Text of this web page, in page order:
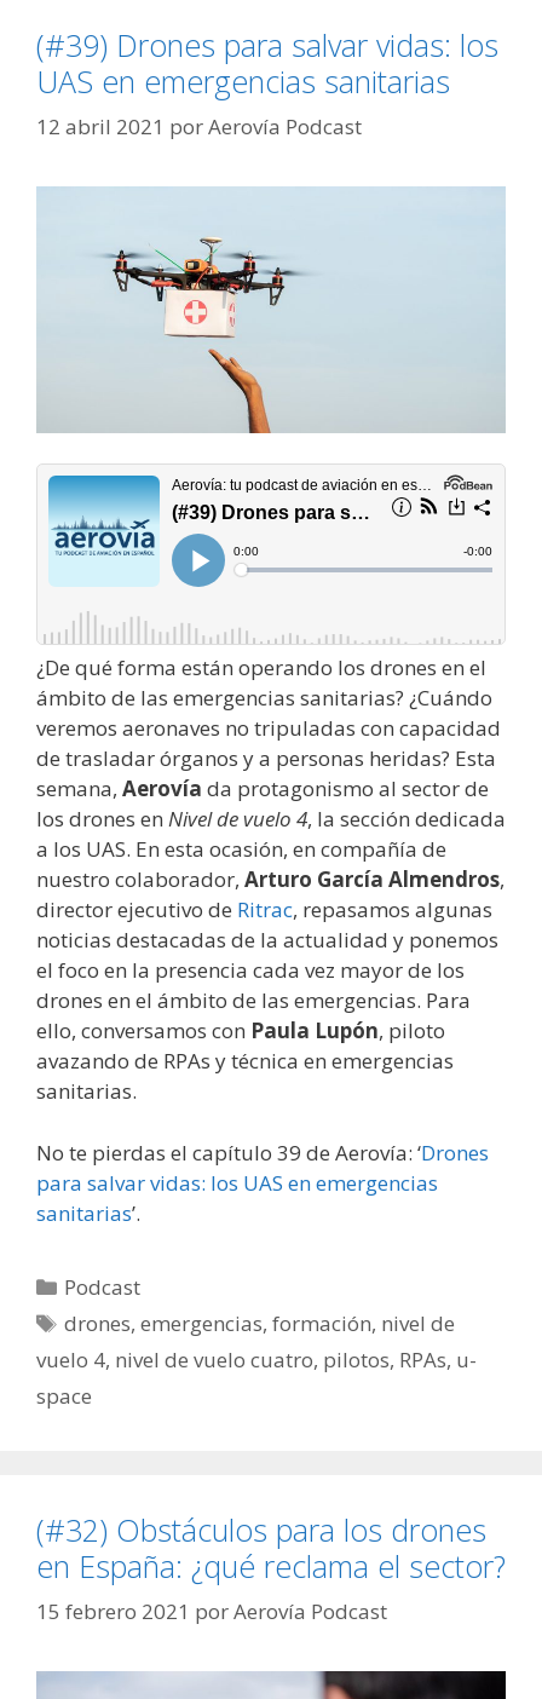
(#39) Drones para salvar vidas: los
UAS en emergencias sanitarias
12 abril 2021 porAerovía Podcast
¿De qué forma están operando los drones en el
ámbito de las emergencias sanitarias? ¿Cuándo
veremos aeronaves no tripuladas con capacidad
de trasladar órganos y a personas heridas? Esta
semana, Aerovía da protagonismo al sector de
los drones en Nivel de vuelo 4, la sección dedicada
a los UAS. En esta ocasión, en compañía de
nuestro colaborador, Arturo García Almendros,
director ejecutivo de Ritrac, repasamos algunas
noticias destacadas de la actualidad y ponemos
el foco en la presencia cada vez mayor de los
drones en el ámbito de las emergencias. Para
ello, conversamos con Paula Lupón, piloto
avazando de RPAs y técnica en emergencias
sanitarias.
No te pierdas el capítulo 39 de Aerovía: ‘Drones
para salvar vidas: los UAS en emergencias
sanitarias’.
Categorías
Podcast
Etiquetas
drones,emergencias,formación, nivel de
vuelo 4, nivel de vuelo cuatro, pilotos, RPAs, u-
space
(#32) Obstáculos para los drones
en España: ¿qué reclama el sector?
15 febrero 2021 porAerovía Podcast